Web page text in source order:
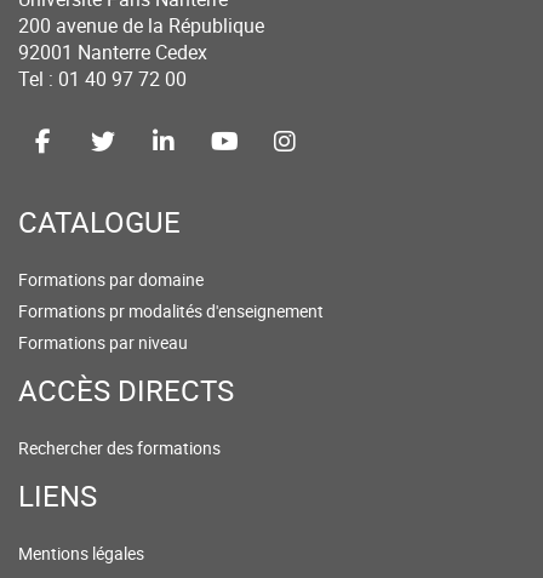
200 avenue de la République
92001 Nanterre Cedex
Tel : 01 40 97 72 00
CATALOGUE
Formations par domaine
Formations pr modalités d'enseignement
Formations par niveau
ACCÈS DIRECTS
Rechercher des formations
LIENS
Mentions légales